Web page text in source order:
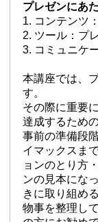
プレゼンにあ
1. コンテンツ
2. ツール：プ
3. コミュニケ
本講座では、
す。
その際に重要
達成するため
事前の準備段
イマックスま
ョンのとり方
ンの見本にな
きに取り組め
物事を整理し